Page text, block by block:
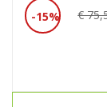
15% €